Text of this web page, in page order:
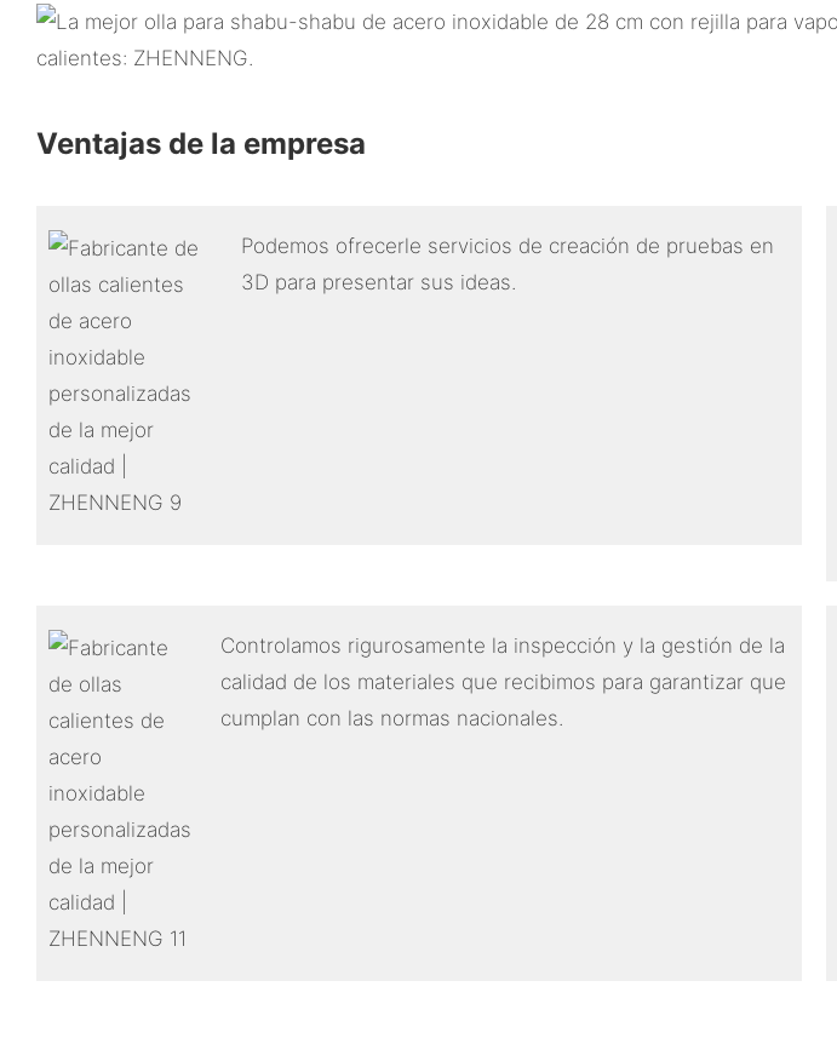
Ventajas de la empresa
Podemos ofrecerle servicios de creación de pruebas en
3D para presentar sus ideas.
Controlamos rigurosamente la inspección y la gestión de la
calidad de los materiales que recibimos para garantizar que
cumplan con las normas nacionales.